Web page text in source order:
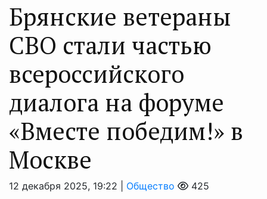
Брянские ветераны
СВО стали частью
всероссийского
диалога на форуме
«Вместе победим!» в
Москве
12 декабря 2025, 19:22 | Общество 425